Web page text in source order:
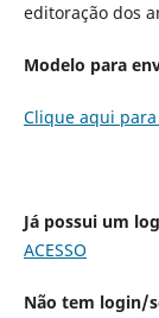
editoração dos
Modelo para
Clique aqui
Já possui um
ACESSO
Não tem login/